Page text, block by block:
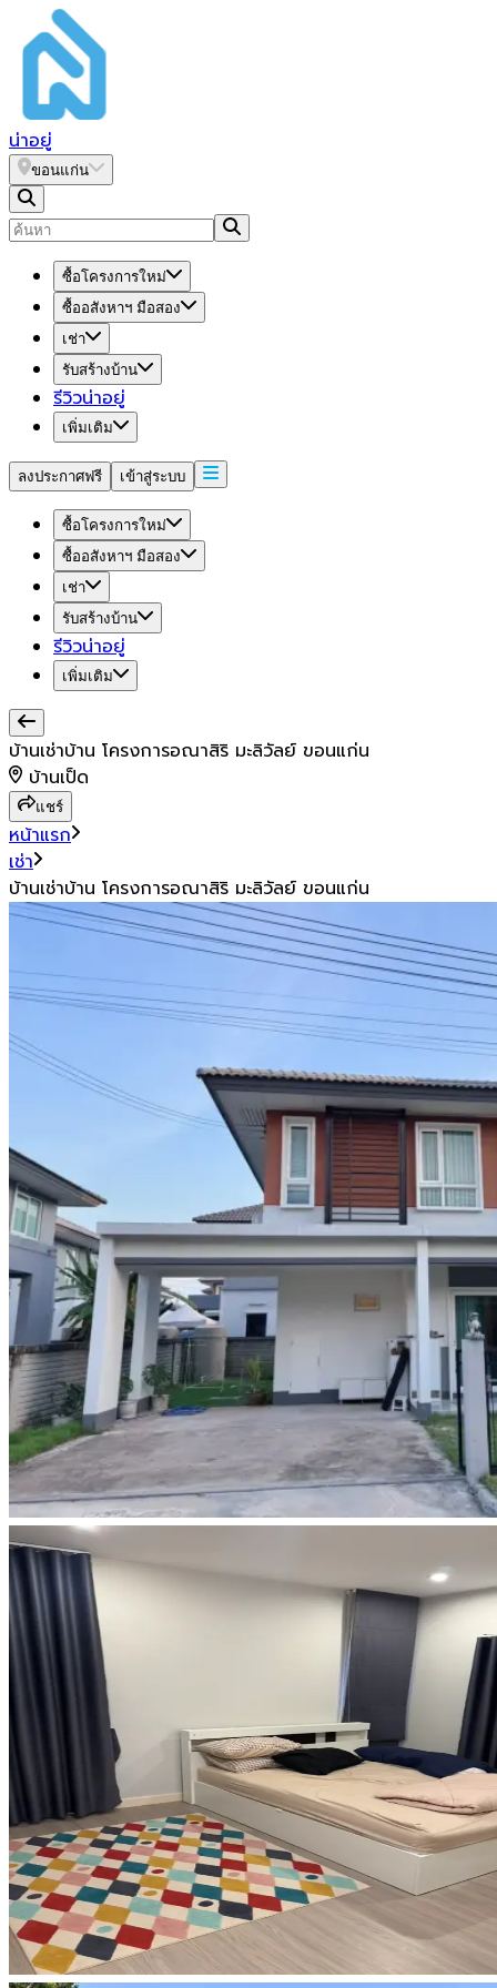
น่าอยู่
ขอนแก่น
ซื้อโครงการใหม่
ซื้ออสังหาฯ มือสอง
เช่า
รับสร้างบ้าน
รีวิวน่าอยู่
เพิ่มเติม
ลงประกาศฟรี เข้าสู่ระบบ
ซื้อโครงการใหม่
ซื้ออสังหาฯ มือสอง
เช่า
รับสร้างบ้าน
รีวิวน่าอยู่
เพิ่มเติม
บ้านเช่าบ้าน โครงการอณาสิริ มะลิวัลย์ ขอนแก่น
บ้านเป็ด
แชร์
หน้าแรก
เช่า
บ้านเช่าบ้าน โครงการอณาสิริ มะลิวัลย์ ขอนแก่น